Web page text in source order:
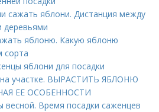
сажать яблони. Дистанция между
деревьями
яблоню. Какую яблоню
сорта
яблони для посадки
на участке. ВЫРАСТИТЬ ЯБЛОНЮ
ЕЕ ОСОБЕННОСТИ
весной. Время посадки саженцев